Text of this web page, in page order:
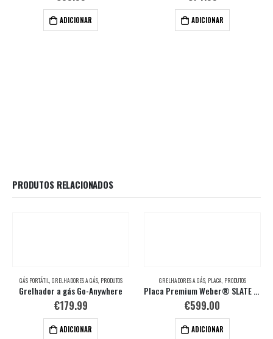
ADICIONAR ADICIONAR
PRODUTOS RELACIONADOS
GÁS PORTÁTIL, GRELHADORES A GÁS, PRODUTOS
Grelhador a gás Go-Anywhere
€179.99
ADICIONAR
GRELHADORES A GÁS, PLACA, PRODUTOS
Placa Premium Weber® SLATE GP de 56 cm
€599.00
ADICIONAR